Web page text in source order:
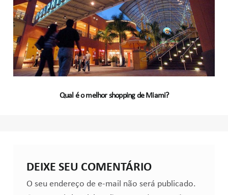
Qual é o melhor shopping de Miami?
DEIXE SEU COMENTÁRIO
O seu endereço de e-mail não será publicado.